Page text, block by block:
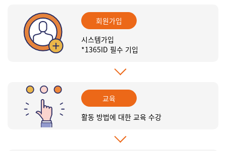
회원가입
시스템가입
*1365ID 필수 기입
교육
활동 방법에 대한 교육 수강